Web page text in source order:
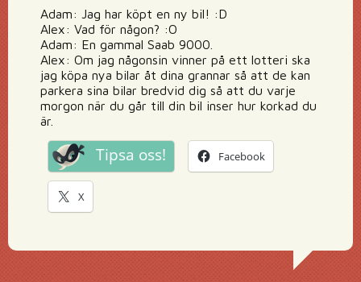
Adam: Jag har köpt en ny bil! :D
Alex: Vad för någon? :O
Adam: En gammal Saab 9000.
Alex: Om jag någonsin vinner på ett lotteri ska
jag köpa nya bilar åt dina grannar så att de kan
parkera sina bilar bredvid dig så att du varje
morgon när du går till din bil inser hur korkad du
är.
Tipsa oss! Facebook
X